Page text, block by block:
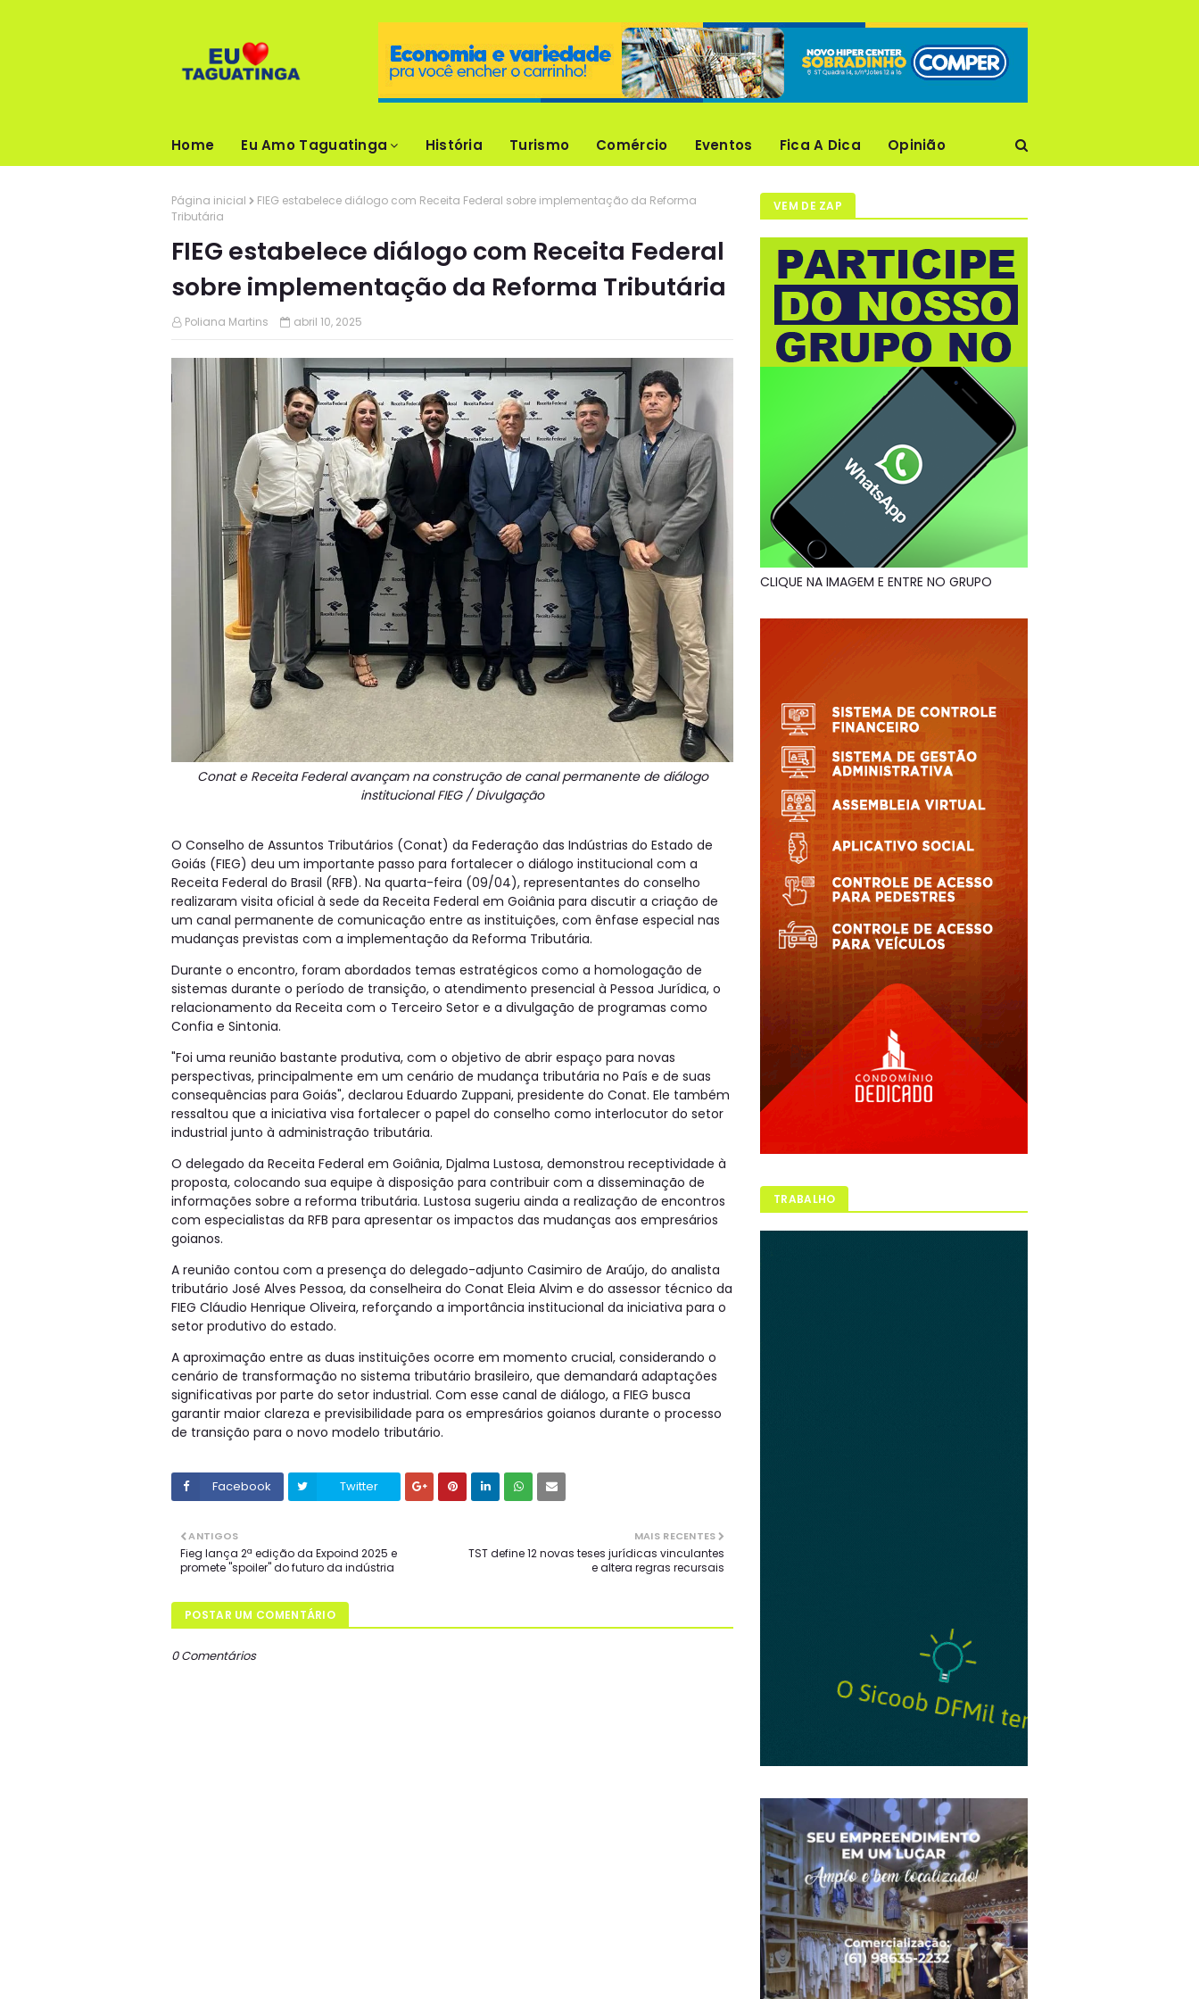
Home Eu Amo Taguatinga História Turismo Comércio Eventos Fica A Dica Opinião
Página inicial
FIEG estabelece diálogo com Receita Federal sobre implementação da Reforma
Tributária
FIEG estabelece diálogo com Receita Federal
sobre implementação da Reforma Tributária
Poliana Martins abril 10, 2025
Conat e Receita Federal avançam na construção de canal permanente de diálogo
institucionalFIEG / Divulgação
O Conselho de Assuntos Tributários (Conat) da Federação das Indústrias do Estado de
Goiás (FIEG) deu um importante passo para fortalecer o diálogo institucional com a
Receita Federal do Brasil (RFB). Na quarta-feira (09/04), representantes do conselho
realizaram visita oficial à sede da Receita Federal em Goiânia para discutir a criação de
um canal permanente de comunicação entre as instituições, com ênfase especial nas
mudanças previstas com a implementação da Reforma Tributária.
Durante o encontro, foram abordados temas estratégicos como a homologação de
sistemas durante o período de transição, o atendimento presencial à Pessoa Jurídica, o
relacionamento da Receita com o Terceiro Setor e a divulgação de programas como
Confia e Sintonia.
"Foi uma reunião bastante produtiva, com o objetivo de abrir espaço para novas
perspectivas, principalmente em um cenário de mudança tributária no País e de suas
consequências para Goiás", declarou Eduardo Zuppani, presidente do Conat. Ele também
ressaltou que a iniciativa visa fortalecer o papel do conselho como interlocutor do setor
industrial junto à administração tributária.
O delegado da Receita Federal em Goiânia, Djalma Lustosa, demonstrou receptividade à
proposta, colocando sua equipe à disposição para contribuir com a disseminação de
informações sobre a reforma tributária. Lustosa sugeriu ainda a realização de encontros
com especialistas da RFB para apresentar os impactos das mudanças aos empresários
goianos.
A reunião contou com a presença do delegado-adjunto Casimiro de Araújo, do analista
tributário José Alves Pessoa, da conselheira do Conat Eleia Alvim e do assessor técnico da
FIEG Cláudio Henrique Oliveira, reforçando a importância institucional da iniciativa para o
setor produtivo do estado.
A aproximação entre as duas instituições ocorre em momento crucial, considerando o
cenário de transformação no sistema tributário brasileiro, que demandará adaptações
significativas por parte do setor industrial. Com esse canal de diálogo, a FIEG busca
garantir maior clareza e previsibilidade para os empresários goianos durante o processo
de transição para o novo modelo tributário.
Facebook Twitter
MAIS RECENTES
TST define 12 novas teses jurídicas vinculantes
e altera regras recursais
ANTIGOS
Fieg lança 2ª edição da Expoind 2025 e
promete "spoiler" do futuro da indústria
POSTAR UM COMENTÁRIO
0 Comentários
VEM DE ZAP
CLIQUE NA IMAGEM E ENTRE NO GRUPO
TRABALHO